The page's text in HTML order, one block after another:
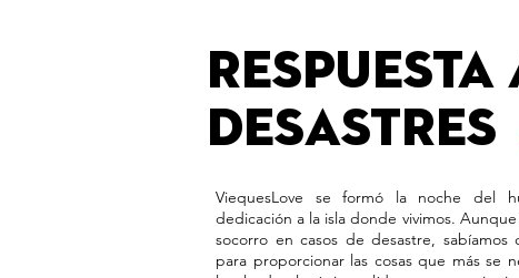
desastres
ViequesLove se formó la noche del
dedicación a la isla donde vivimos.
socorro en casos de desastre, sabíamos
para proporcionar las cosas que más se